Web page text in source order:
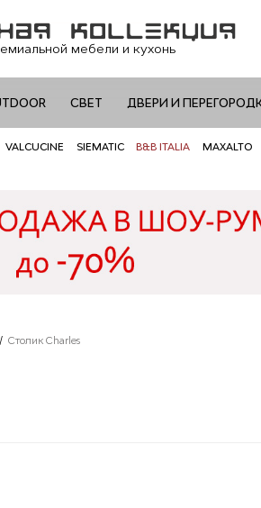
мебели и кухонь
СВЕТ ДВЕРИ И
VALCUCINE SIEMATIC B&B ITALIA MAXALTO
/Столик Charles